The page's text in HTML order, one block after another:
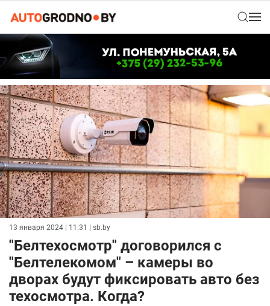
13 января 2024 | 11:31 | sb.by
"Белтехосмотр" договорился с
"Белтелекомом" – камеры во
дворах будут фиксировать авто без
техосмотра. Когда?